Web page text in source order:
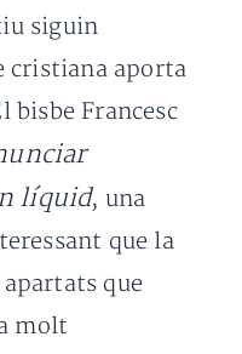
siguin
cristiana aporta
bisbe Francesc
líquid, una
que la
que
molt